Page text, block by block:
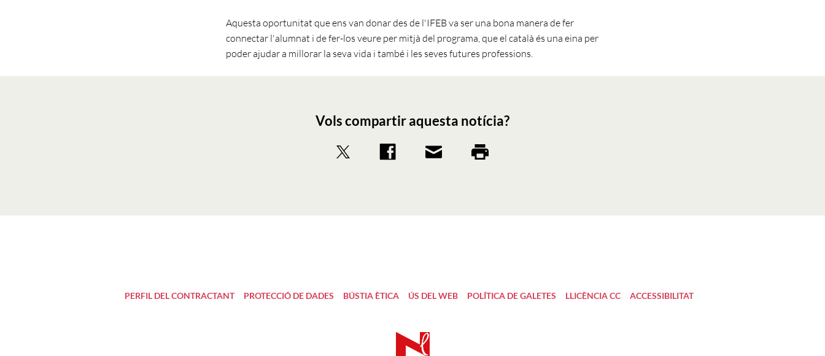
Aquesta oportunitat que ens van donar des de l'IFEB va ser una bona manera de fer
connectar l'alumnat i de fer-los veure per mitjà del programa, que el català és una eina per
poder ajudar a millorar la seva vida i també i les seves futures professions.
Vols compartir aquesta notícia?
PERFIL DEL CONTRACTANT PROTECCIÓ DE DADES BÚSTIA ÈTICA ÚS DEL WEB POLÍTICA DE GALETES LLICÈNCIA CC ACCESSIBILITAT